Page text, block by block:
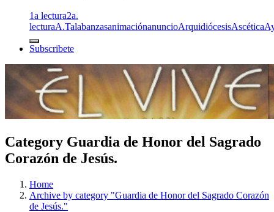
1a lectura2a.
lecturaA.TalabanzasanimaciónanuncioArquidiócesisAscética
Subscribete
Category Guardia de Honor del Sagrado
Corazón de Jesús.
Home
Archive by category "Guardia de Honor del Sagrado Corazón
de Jesús."